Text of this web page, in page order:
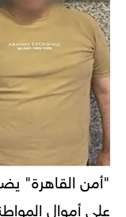
"أمن القاهرة"
على أموال